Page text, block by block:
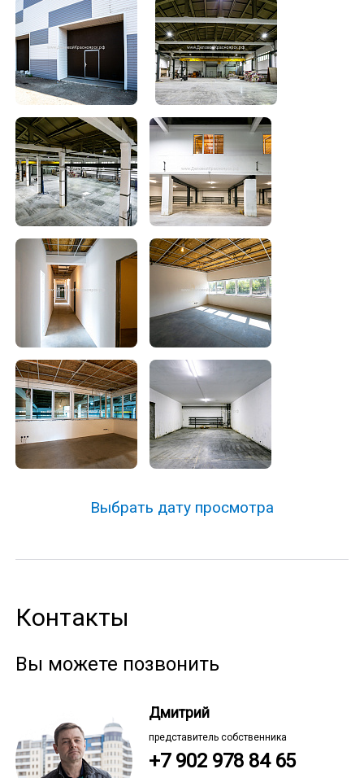
Выбрать дату просмотра
Контакты
Вы можете позвонить
Дмитрий
представитель собственника
+7 902 978 84 65